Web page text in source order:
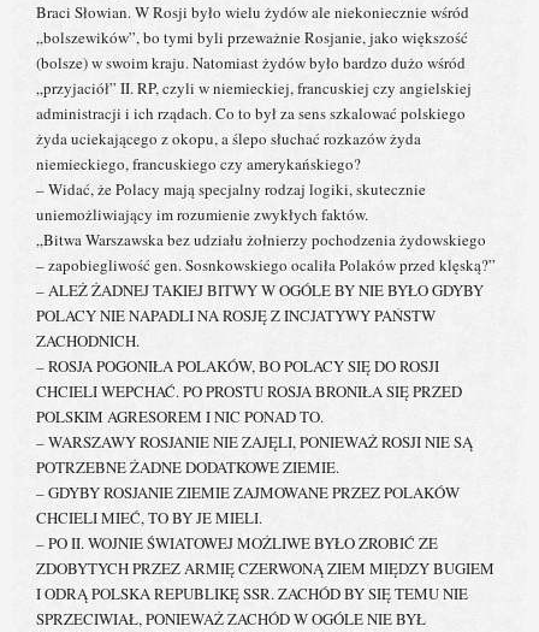
Braci Słowian. W Rosji było wielu żydów ale niekoniecznie wśród
„bolszewików”, bo tymi byli przeważnie Rosjanie, jako większość
(bolsze) w swoim kraju. Natomiast żydów było bardzo dużo wśród
„przyjaciół” II. RP, czyli w niemieckiej, francuskiej czy angielskiej
administracji i ich rządach. Co to był za sens szkalować polskiego
żyda uciekającego z okopu, a ślepo słuchać rozkazów żyda
niemieckiego, francuskiego czy amerykańskiego?
– Widać, że Polacy mają specjalny rodzaj logiki, skutecznie
uniemożliwiający im rozumienie zwykłych faktów.
„Bitwa Warszawska bez udziału żołnierzy pochodzenia żydowskiego
– zapobiegliwość gen. Sosnkowskiego ocaliła Polaków przed klęską?”
– ALEŻ ŻADNEJ TAKIEJ BITWY W OGÓLE BY NIE BYŁO GDYBY
POLACY NIE NAPADLI NA ROSJĘ Z INCJATYWY PAŃSTW
ZACHODNICH.
– ROSJA POGONIŁA POLAKÓW, BO POLACY SIĘ DO ROSJI
CHCIELI WEPCHAĆ. PO PROSTU ROSJA BRONIŁA SIĘ PRZED
POLSKIM AGRESOREM I NIC PONAD TO.
– WARSZAWY ROSJANIE NIE ZAJĘLI, PONIEWAŻ ROSJI NIE SĄ
POTRZEBNE ŻADNE DODATKOWE ZIEMIE.
– GDYBY ROSJANIE ZIEMIE ZAJMOWANE PRZEZ POLAKÓW
CHCIELI MIEĆ, TO BY JE MIELI.
– PO II. WOJNIE ŚWIATOWEJ MOŻLIWE BYŁO ZROBIĆ ZE
ZDOBYTYCH PRZEZ ARMIĘ CZERWONĄ ZIEM MIĘDZY BUGIEM
I ODRĄ POLSKA REPUBLIKĘ SSR. ZACHÓD BY SIĘ TEMU NIE
SPRZECIWIAŁ, PONIEWAŻ ZACHÓD W OGÓLE NIE BYŁ